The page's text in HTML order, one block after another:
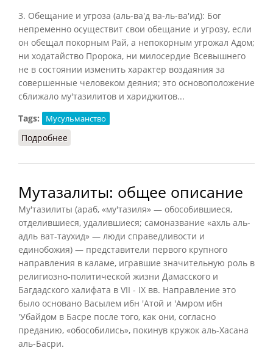
3. Обещание и угроза (аль-ва'д ва-ль-ва'ид): Бог
непременно осуществит свои обещание и угрозу, если
он обещал покорным Рай, а непокорным угрожал Адом;
ни ходатайство Пророка, ни милосердие Всевышнего
не в состоянии изменить характер воздаяния за
совершенные человеком деяния; это основоположение
сближало му'тазилитов и хариджитов...
Tags:
Мусульманство
Подробнее
Мутазалиты: общее описание
Му'тазилиты (араб, «му'тазиля» — обособившиеся,
отделившиеся, удалившиеся; самоназвание «ахль аль-
адль ват-таухид» — люди справедливости и
единобожия) — представители первого крупного
направления в каламе, игравшие значительную роль в
религиозно-политической жизни Дамасского и
Багдадского халифата в VII - IX вв. Направление это
было основано Васылем ибн 'Атой и 'Амром ибн
'Убайдом в Басре после того, как они, согласно
преданию, «обособились», покинув кружок аль-Хасана
аль-Басри.